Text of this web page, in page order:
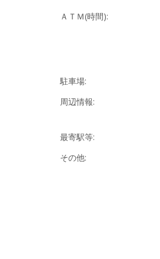
ＡＴＭ(時間):
駐車場:
周辺情報:
最寄駅等:
その他: